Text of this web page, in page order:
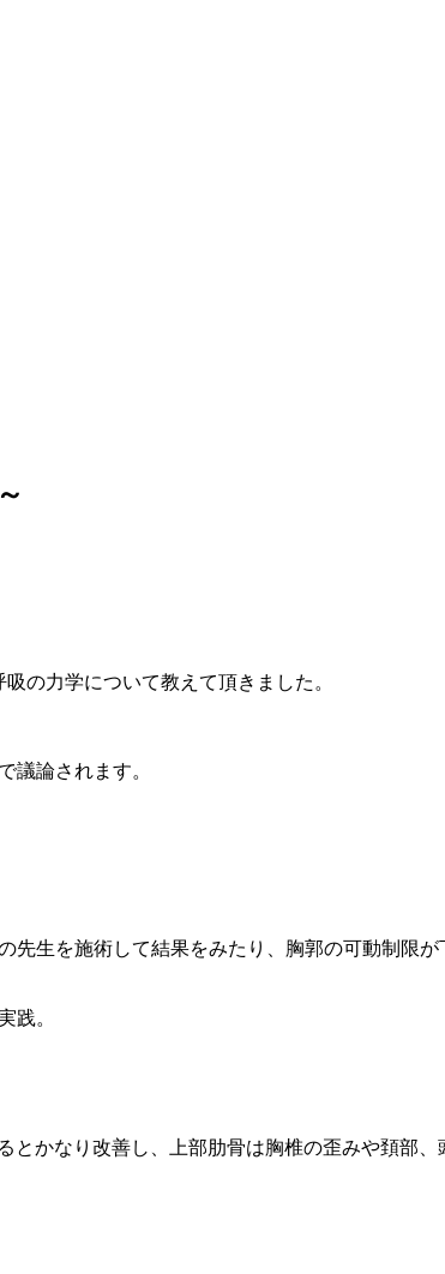
の力学について教えて頂きました。
議論されます。
生を施術して結果をみたり、胸郭の可動制限
践。
かなり改善し、上部肋骨は胸椎の歪みや頚部
京都整体から